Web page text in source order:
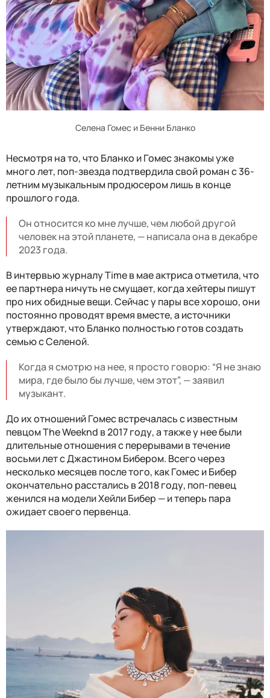
Селена Гомес и Бенни Бланко
Несмотря на то, что Бланко и Гомес знакомы уже
много лет, поп-звезда подтвердила свой роман с 36-
летним музыкальным продюсером лишь в конце
прошлого года.
Он относится ко мне лучше, чем любой другой
человек на этой планете, — написала она в декабре
2023 года.
В интервью журналу Time в мае актриса отметила, что
ее партнера ничуть не смущает, когда хейтеры пишут
про них обидные вещи. Сейчас у пары все хорошо, они
постоянно проводят время вместе, а источники
утверждают, что Бланко полностью готов создать
семью с Селеной.
Когда я смотрю на нее, я просто говорю: “Я не знаю
мира, где было бы лучше, чем этот”, — заявил
музыкант.
До их отношений Гомес встречалась с известным
певцом The Weeknd в 2017 году, а также у нее были
длительные отношения с перерывами в течение
восьми лет с Джастином Бибером. Всего через
несколько месяцев после того, как Гомес и Бибер
окончательно расстались в 2018 году, поп-певец
женился на модели Хейли Бибер — и теперь пара
ожидает своего первенца.